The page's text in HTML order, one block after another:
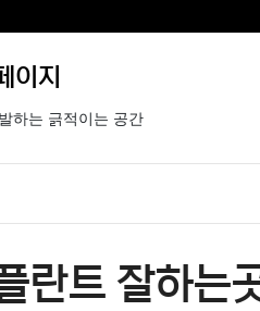
이지
하는 긁적이는 공간
란트 잘하는